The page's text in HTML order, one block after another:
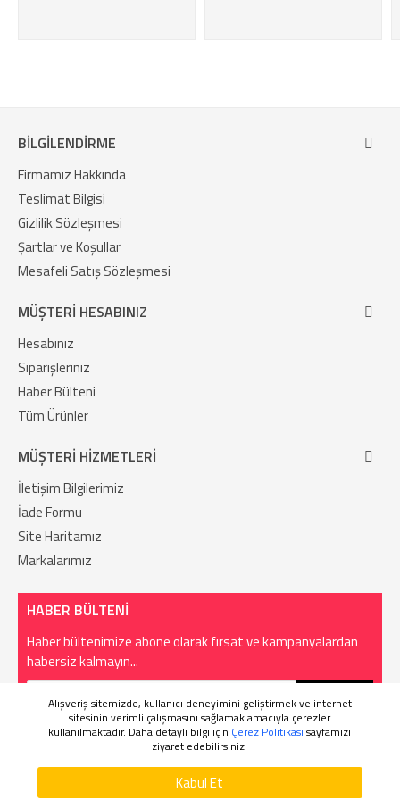
Tek Tıkla Ödeme Kolaylığı
7/24 Canlı Destek
HEMEN SATIN AL
BILGILENDIRME
Firmamız Hakkında
Teslimat Bilgisi
Gizlilik Sözleşmesi
Şartlar ve Koşullar
Mesafeli Satış Sözleşmesi
MÜŞTERI HESABINIZ
Hesabınız
Siparişleriniz
Haber Bülteni
Tüm Ürünler
MÜŞTERI HIZMETLERI
İletişim Bilgilerimiz
İade Formu
Site Haritamız
Markalarımız
HABER BÜLTENI
Haber bültenimize abone olarak fırsat ve kampanyalardan
habersiz kalmayın...
GÖNDER
NEARASAK © 2023 - nearasak.com - Tüm Hakları Saklıdır.
Alışveriş sitemizde, kullanıcı deneyimini geliştirmek ve internet
sitesinin verimli çalışmasını sağlamak amacıyla çerezler
kullanılmaktadır. Daha detaylı bilgi için Çerez Politikası sayfamızı
ziyaret edebilirsiniz.
Kabul Et